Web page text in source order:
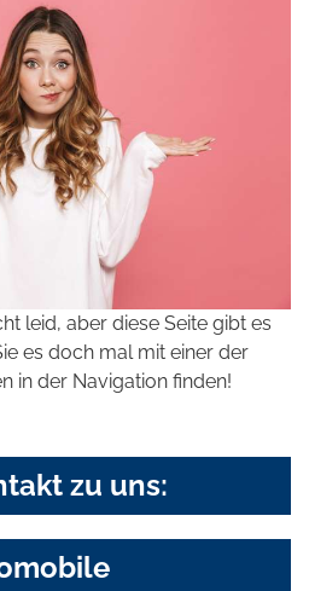
leid, aber diese Seite gibt es
es doch mal mit einer der
in der Navigation finden!
zu uns: